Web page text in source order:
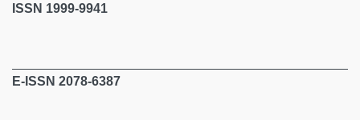
ISSN 1999-9941
E-ISSN 2078-6387